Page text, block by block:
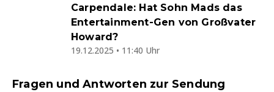
Carpendale: Hat Sohn Mads das
Entertainment-Gen von Großvater
Howard?
19.12.2025 • 11:40 Uhr
Fragen und Antworten zur Sendung